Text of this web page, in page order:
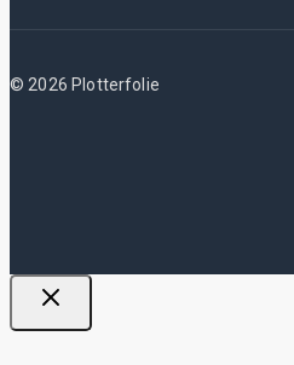
© 2026 Plotterfolie